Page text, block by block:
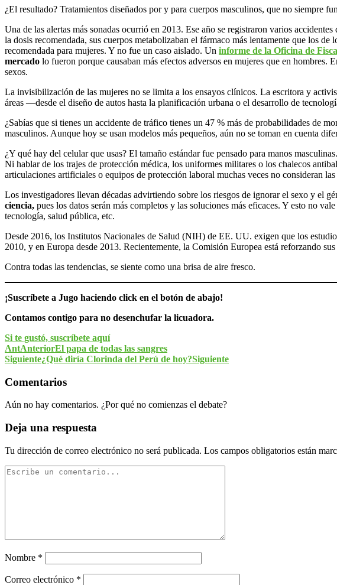
¿El resultado? Tratamientos diseñados por y para cuerpos masculinos, que no siempre
Una de las alertas más sonadas ocurrió en 2013. Ese año se registraron varios
la dosis recomendada, sus cuerpos metabolizaban el fármaco más lentamente que los
recomendada para mujeres. Y no fue un caso aislado. Un informe de la Oficina de
mercado lo fueron porque causaban más efectos adversos en mujeres que en
sexos.
La invisibilización de las mujeres no se limita a los ensayos clínicos. La escritora y
áreas —desde el diseño de autos hasta la planificación urbana o el desarrollo de
¿Sabías que si tienes un accidente de tráfico tienes un 47 % más de probabilidades de
masculinos. Aunque hoy se usan modelos más pequeños, aún no se toman en cuenta
¿Y qué hay del celular que usas? El tamaño estándar fue pensado para manos
Ni hablar de los trajes de protección médica, los uniformes militares o los chalecos
articulaciones artificiales o equipos de protección laboral muchas veces no consideran
Los investigadores llevan décadas advirtiendo sobre los riesgos de ignorar el sexo y el
ciencia, pues los datos serán más completos y las soluciones más eficaces. Y esto no
tecnología, salud pública, etc.
Desde 2016, los Institutos Nacionales de Salud (NIH) de EE. UU. exigen que los
2010, y en Europa desde 2013. Recientemente, la Comisión Europea está reforzando sus
Contra todas las tendencias, se siente como una brisa de aire fresco.
¡Suscríbete a Jugo haciendo click en el botón de abajo!
Contamos contigo para no desenchufar la licuadora.
Si te gustó, suscríbete aquí
AntAnteriorEl papa de todas las sangres
Siguiente¿Qué diría Clorinda del Perú de hoy?Siguiente
Comentarios
Aún no hay comentarios. ¿Por qué no comienzas el debate?
Deja una respuesta
Tu dirección de correo electrónico no será publicada. Los campos obligatorios están
Nombre *
Correo electrónico *